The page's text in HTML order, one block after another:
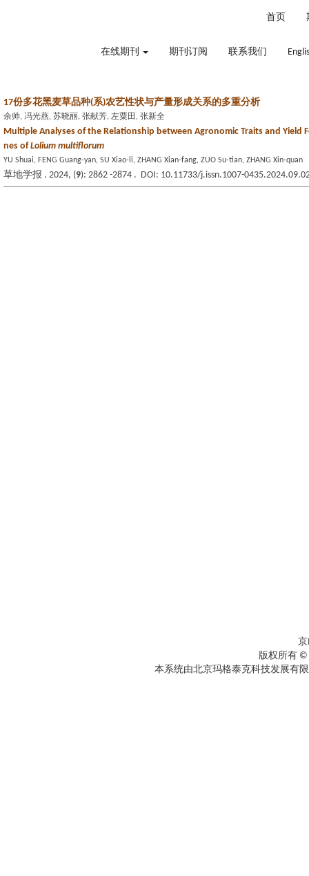
首页
在线期刊 期刊订阅 联系我们
17份多花黑麦草品种(系)农艺性状与产量形成关系的多重分析
余帅, 冯光燕, 苏晓丽, 张献芳, 左粟田, 张新全
Multiple Analyses of the Relationship between Agronomic Traits and Yield
nes ofLolium multiflorum
YU Shuai, FENG Guang-yan, SU Xiao-li, ZHANG Xian-fang, ZUO Su-tian, ZHANG Xin-quan
草地学报 . 2024, (9): 2862 -2874 . DOI: 10.11733/j.issn.1007-
京
版权所有 ©
本系统由北京玛格泰克科技发展有